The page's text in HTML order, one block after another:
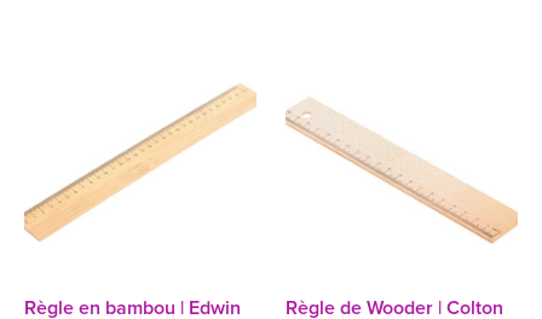
Règle en bambou | Edwin
Règle de Wooder | Colton